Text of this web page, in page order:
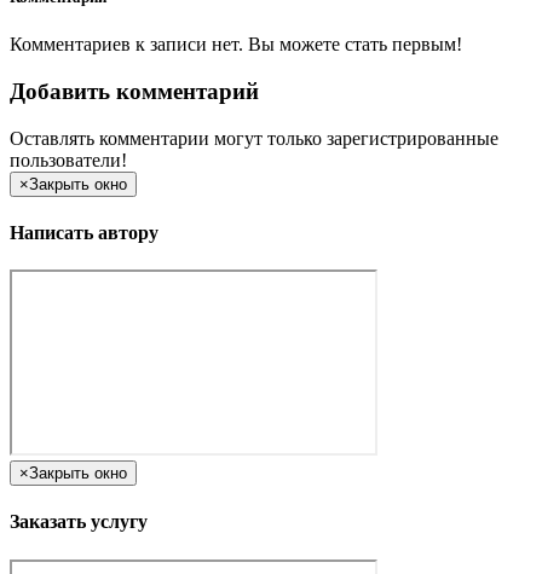
Комментариев к записи нет. Вы можете стать первым!
Добавить комментарий
Оставлять комментарии могут только зарегистрированные
пользователи!
×Закрыть окно
Написать автору
×Закрыть окно
Заказать услугу